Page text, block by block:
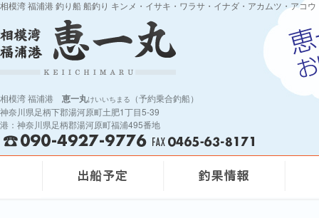
相模湾 福浦港 釣り船 船釣り キンメ・イサキ・ワラサ・イナダ・アカムツ・アコ
相模湾 福浦港 恵一丸けいいちまる
（予約乗合釣船）
神奈川県足柄下郡湯河原町土肥1丁目5-39
港：神奈川県足柄郡湯河原町福浦495番地